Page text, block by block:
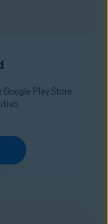
Play Store